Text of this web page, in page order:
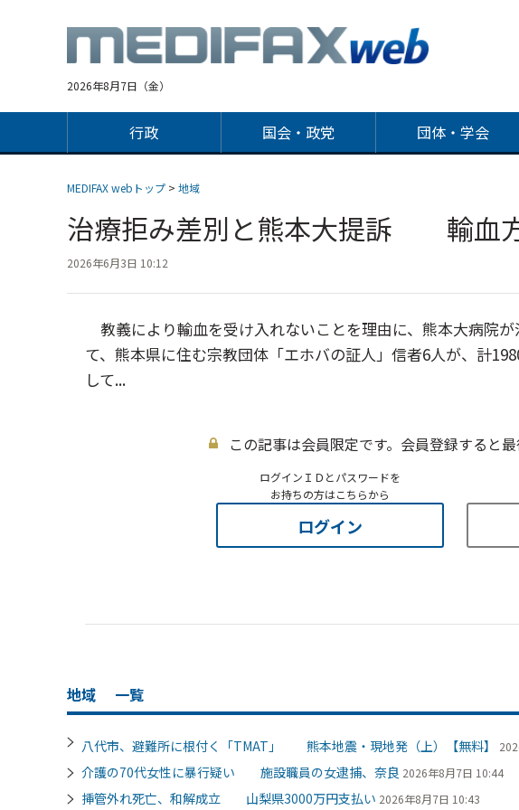
2026年8月7日（金）
行政 国会・政党 団体・学会
MEDIFAX webトップ > 地域
治療拒み差別と熊本大提訴 輸血
2026年6月3日 10:12
教義により輸血を受け入れないことを理由に、熊本大病院
て、熊本県に住む宗教団体「エホバの証人」信者6人が、計
して...
この記事は会員限定です。会員登録すると
ログインＩＤとパスワードを
お持ちの方はこちらから
ログイン
地域 一覧
八代市、避難所に根付く「TMAT」 熊本地震・現地発（上）【無料】
介護の70代女性に暴行疑い 施設職員の女逮捕、奈良 2026年8月7日 10:44
挿管外れ死亡、和解成立 山梨県3000万円支払い 2026年8月7日 10:43